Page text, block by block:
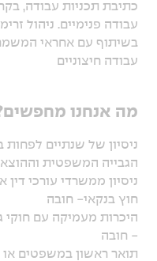
כתיבת תכניות עבודה,
עבודה פנימיים. ניהול
בשיתוף עם אחראי
עבודה חיצוניים
מה אנחנו
ניסיון של שנתיים לפחות
הגבייה המשפטית
ניסיון ממשרדי עורכי
חוץ בנקאי- חובה
היכרות מעמיקה עם חוקי
- חובה
תואר ראשון במשפטים או